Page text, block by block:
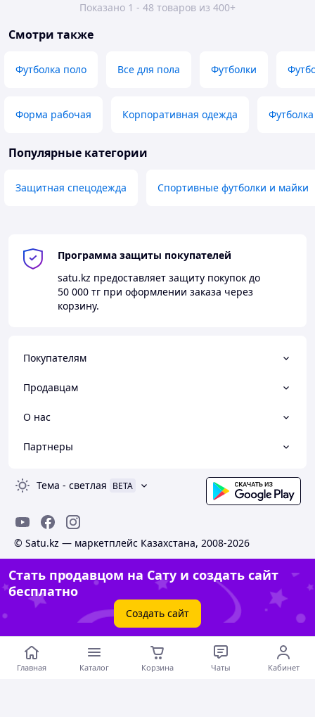
Показано 1 - 48 товаров из 400+
Смотри также
Футболка поло Все для пола Футболки
Форма рабочая Корпоративная одежда
Популярные категории
Защитная спецодежда Спортивные футболки и майки
Программа защиты покупателей
satu.kz предоставляет защиту покупок до
50 000 тг при оформлении заказа через
корзину.
Покупателям
Продавцам
О нас
Партнеры
Тема - светлая BETA
© Satu.kz — маркетплейс Казахстана, 2008-2026
Стать продавцом на Сату и создать сайт
бесплатно
Создать сайт
Главная Каталог Корзина Чаты Кабинет